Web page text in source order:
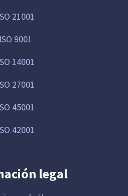
21001
ISO 9001
14001
27001
45001
42001
legal